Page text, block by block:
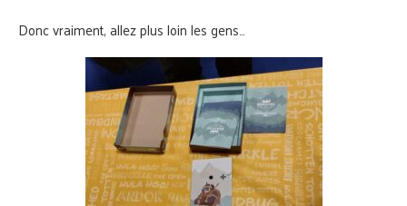
Donc vraiment, allez plus loin les gens…